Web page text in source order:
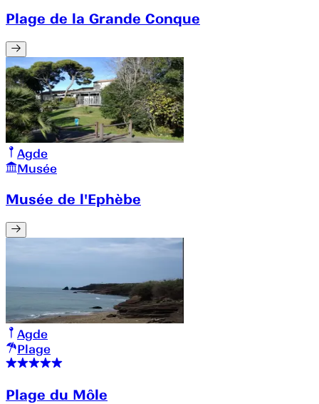
Plage de la Grande Conque
Agde
Musée
Musée de l'Ephèbe
Agde
Plage
Plage du Môle